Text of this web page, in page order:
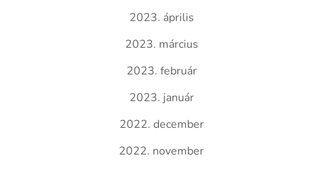
2023. április
2023. március
2023. február
2023. január
2022. december
2022. november